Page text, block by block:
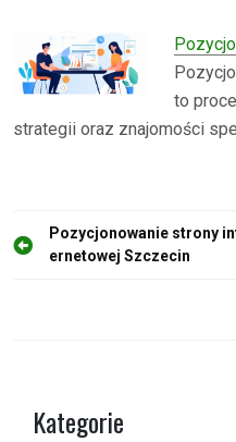
to
strategii oraz znajomości
N
Pozycjonowanie strony
ernetowej Szczecin
Kategorie